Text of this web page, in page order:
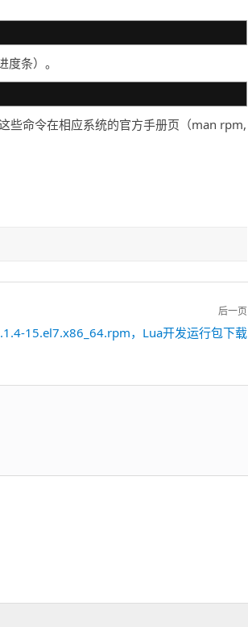
条）。
些命令在相应系统的官方手册页（man rpm,
后一页
15.el7.x86_64.rpm，Lua开发运行包下载